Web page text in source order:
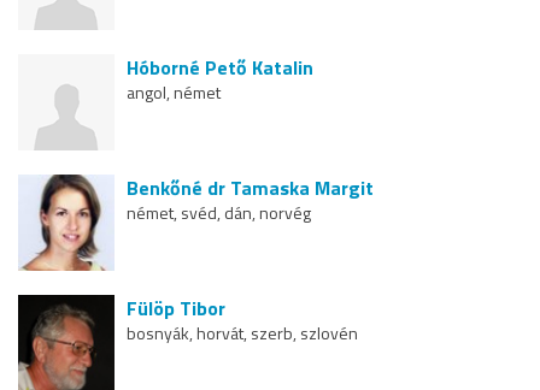
Hóborné Pető Katalin
angol, német
Benkőné dr Tamaska Margit
német, svéd, dán, norvég
Fülöp Tibor
bosnyák, horvát, szerb, szlovén